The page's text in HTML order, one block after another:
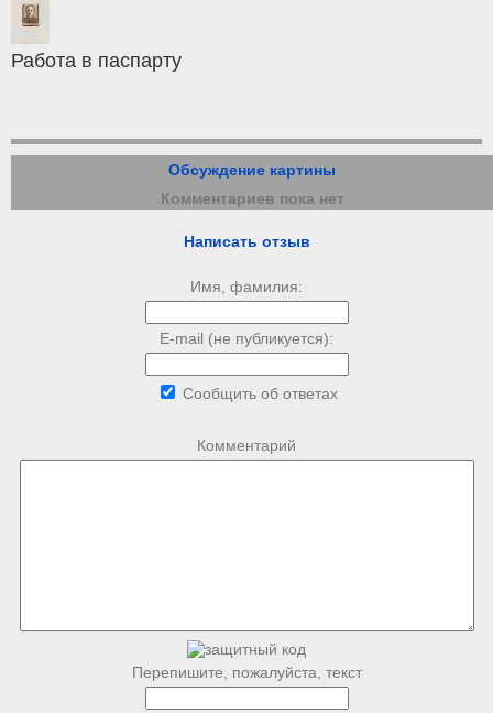
Работа в паспарту
Обсуждение картины
Комментариев пока нет
Написать отзыв
Имя, фамилия:
E-mail (не публикуется):
Сообщить об ответах
Комментарий
Перепишите, пожалуйста, текст